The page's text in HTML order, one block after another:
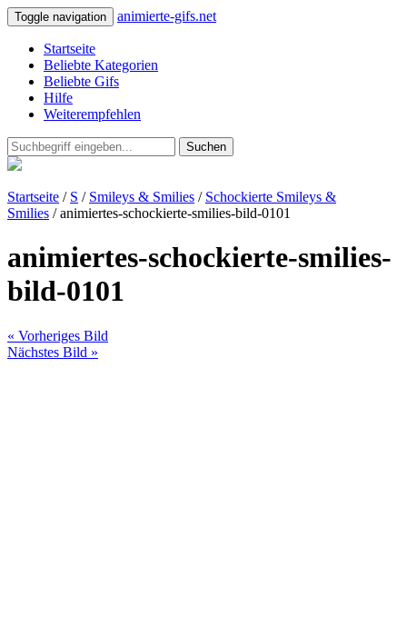
Toggle navigation animierte-gifs.net
Startseite
Beliebte Kategorien
Beliebte Gifs
Hilfe
Weiterempfehlen
Suchen
Startseite / S / Smileys & Smilies / Schockierte Smileys &
Smilies / animiertes-schockierte-smilies-bild-0101
animiertes-schockierte-smilies-
bild-0101
« Vorheriges Bild
Nächstes Bild »